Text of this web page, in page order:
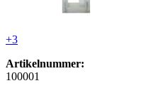
+3
Artikelnummer:
100001